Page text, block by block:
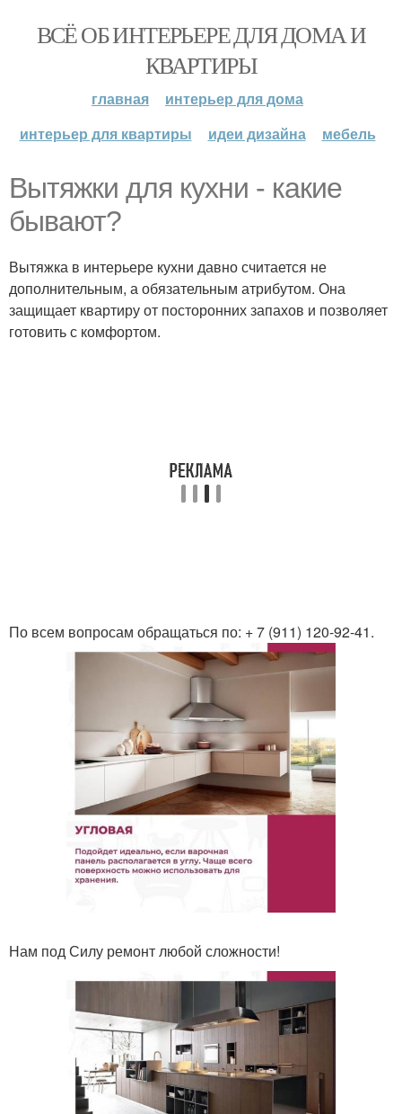
ВСЁ ОБ ИНТЕРЬЕРЕ ДЛЯ ДОМА И
КВАРТИРЫ
главная
интерьер для дома
интерьер для квартиры
идеи дизайна мебель
Вытяжки для кухни - какие
бывают?
Вытяжка в интерьере кухни давно считается не
дополнительным, а обязательным атрибутом. Она
защищает квартиру от посторонних запахов и позволяет
готовить с комфортом.
По всем вопросам обращаться по: + 7 (911) 120-92-41.
Нам под Силу ремонт любой сложности!